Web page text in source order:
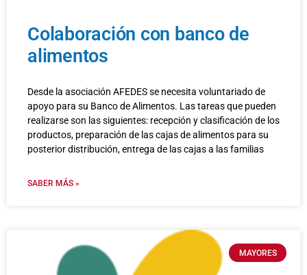
Colaboración con banco de
alimentos
Desde la asociación AFEDES se necesita voluntariado de
apoyo para su Banco de Alimentos. Las tareas que pueden
realizarse son las siguientes: recepción y clasificación de los
productos, preparación de las cajas de alimentos para su
posterior distribución, entrega de las cajas a las familias
SABER MÁS »
MAYORES